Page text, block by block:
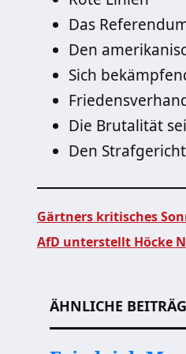
Das
Den
Sich
Die Brutalität
Den
Gärtners kritisches
AfD unterstellt Höcke
ÄHNLICHE